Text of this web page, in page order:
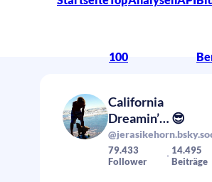
100
California
Dreamin’… 😎
79.433
Follower
14.495
Beiträge